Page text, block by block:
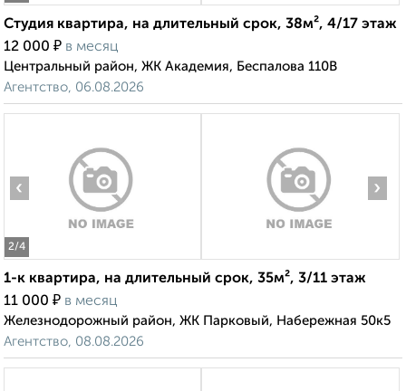
Студия квартира, на длительный срок, 38м², 4/17 этаж
12 000 ₽ в месяц
Центральный район, ЖК Академия, Беспалова 110В
Агентство, 06.08.2026
2/4
‹ ›
1-к квартира, на длительный срок, 35м², 3/11 этаж
11 000 ₽ в месяц
Железнодорожный район, ЖК Парковый, Набережная 50к5
Агентство, 08.08.2026